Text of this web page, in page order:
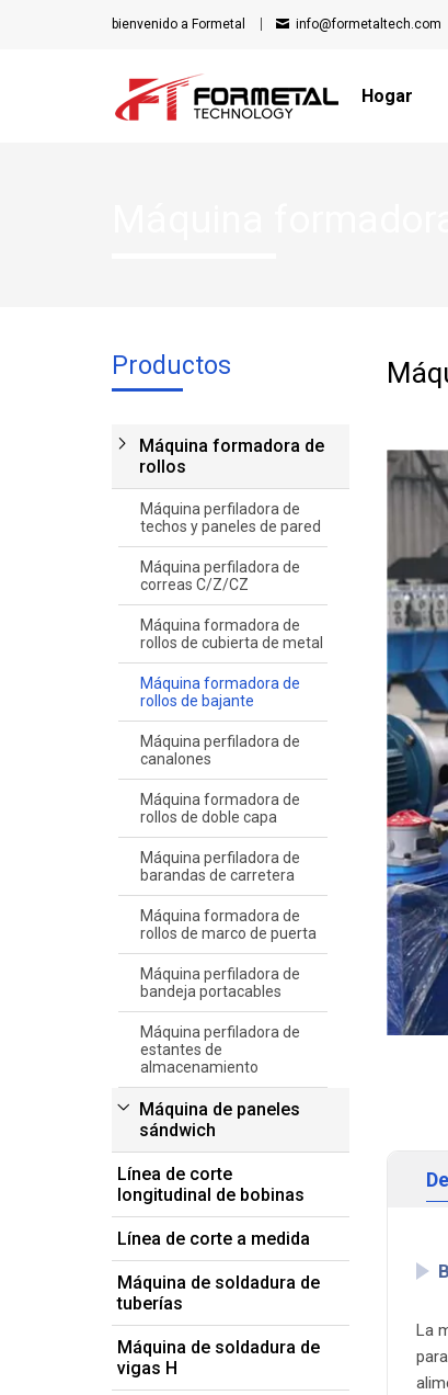
bienvenido a Formetal info@formetaltech.com
Hogar
Productos
Máquina formadora de
rollos
Máquina perfiladora de
techos y paneles de pared
Máquina perfiladora de
correas C/Z/CZ
Máquina formadora de
rollos de cubierta de metal
Máquina formadora de
rollos de bajante
Máquina perfiladora de
canalones
Máquina formadora de
rollos de doble capa
Máquina perfiladora de
barandas de carretera
Máquina formadora de
rollos de marco de puerta
Máquina perfiladora de
bandeja portacables
Máquina perfiladora de
estantes de
almacenamiento
Máquina de paneles
sándwich
Línea de corte
longitudinal de bobinas
Línea de corte a medida
Máquina de soldadura de
tuberías
Máquina de soldadura de
vigas H
La